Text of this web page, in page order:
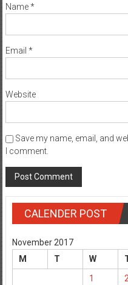
Name*
Email *
Website
Save my name, email, and
I comment.
CALENDER POST
November 2017
M
T W
1